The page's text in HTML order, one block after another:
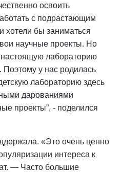
освоить
с подрастающим
хотели бы заниматься
научные проекты. Но
лабораторию
Поэтому у нас родилась
лабораторию здесь
дарованиями
проекты”, - поделился
«Это очень ценно
интереса к
— Часто большие